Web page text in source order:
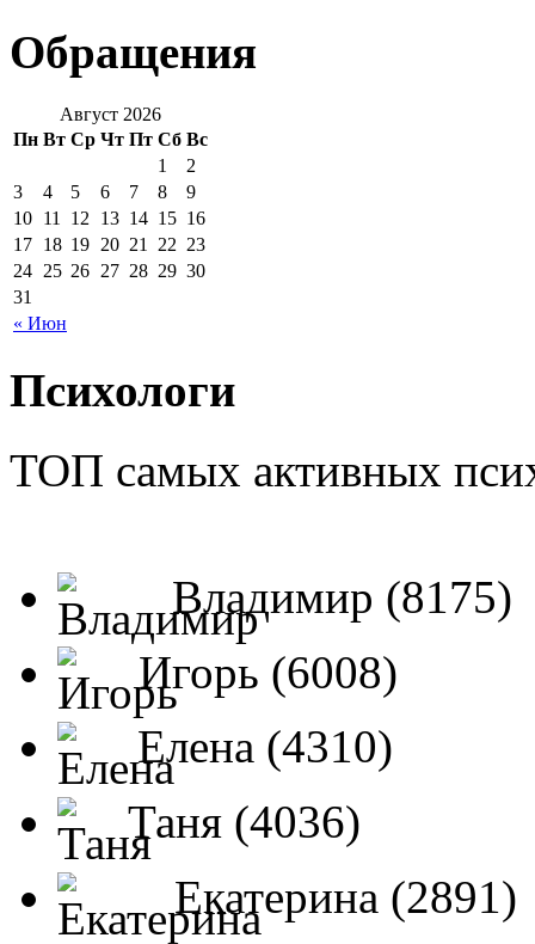
Обращения
Август 2026
Пн Вт Ср Чт Пт Сб Вс
« Июн
1
2
3
4 5 6 7 8
9
10 11 12 13 14 15 16
17 18 19 20 21 22 23
24 25 26 27 28 29 30
31
Психологи
ТОП самых активных
Владимир (8175)
Игорь (6008)
Елена (4310)
Таня (4036)
Екатерина (2891)